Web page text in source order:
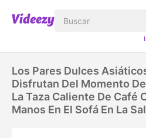
Los Pares Dulces
Disfrutan Del Momento
La Taza Caliente De Café
Manos En El Sofá En La